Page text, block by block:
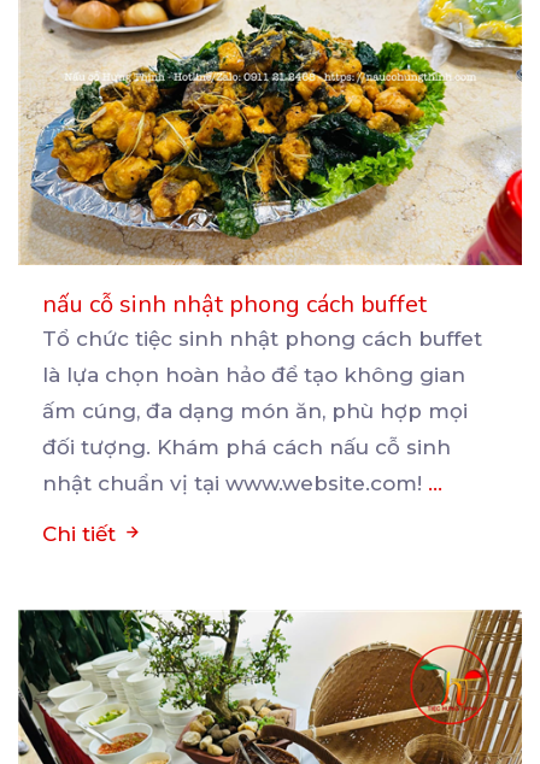
nấu cỗ sinh nhật phong cách buffet
Tổ chức tiệc sinh nhật phong cách buffet
là lựa chọn hoàn hảo để tạo không gian
ấm cúng, đa dạng món ăn, phù hợp mọi
đối tượng. Khám phá cách nấu cỗ sinh
nhật chuẩn vị tại www.website.com! ...
Chi tiết